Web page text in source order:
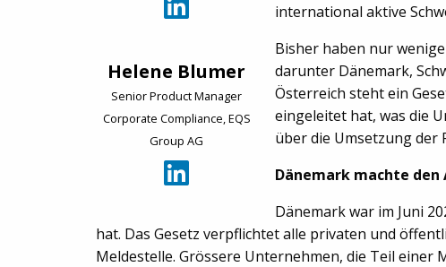
Helene Blumer
Senior Product Manager
Corporate Compliance, EQS
Group AG
international aktive
Bisher haben nur
darunter Dänemark,
Österreich steht ein
eingeleitet hat, was die
über die Umsetzung der
Dänemark machte den
Dänemark war im Juni
hat. Das Gesetz verpflichtet alle privaten und
Meldestelle. Grössere Unternehmen, die Teil einer